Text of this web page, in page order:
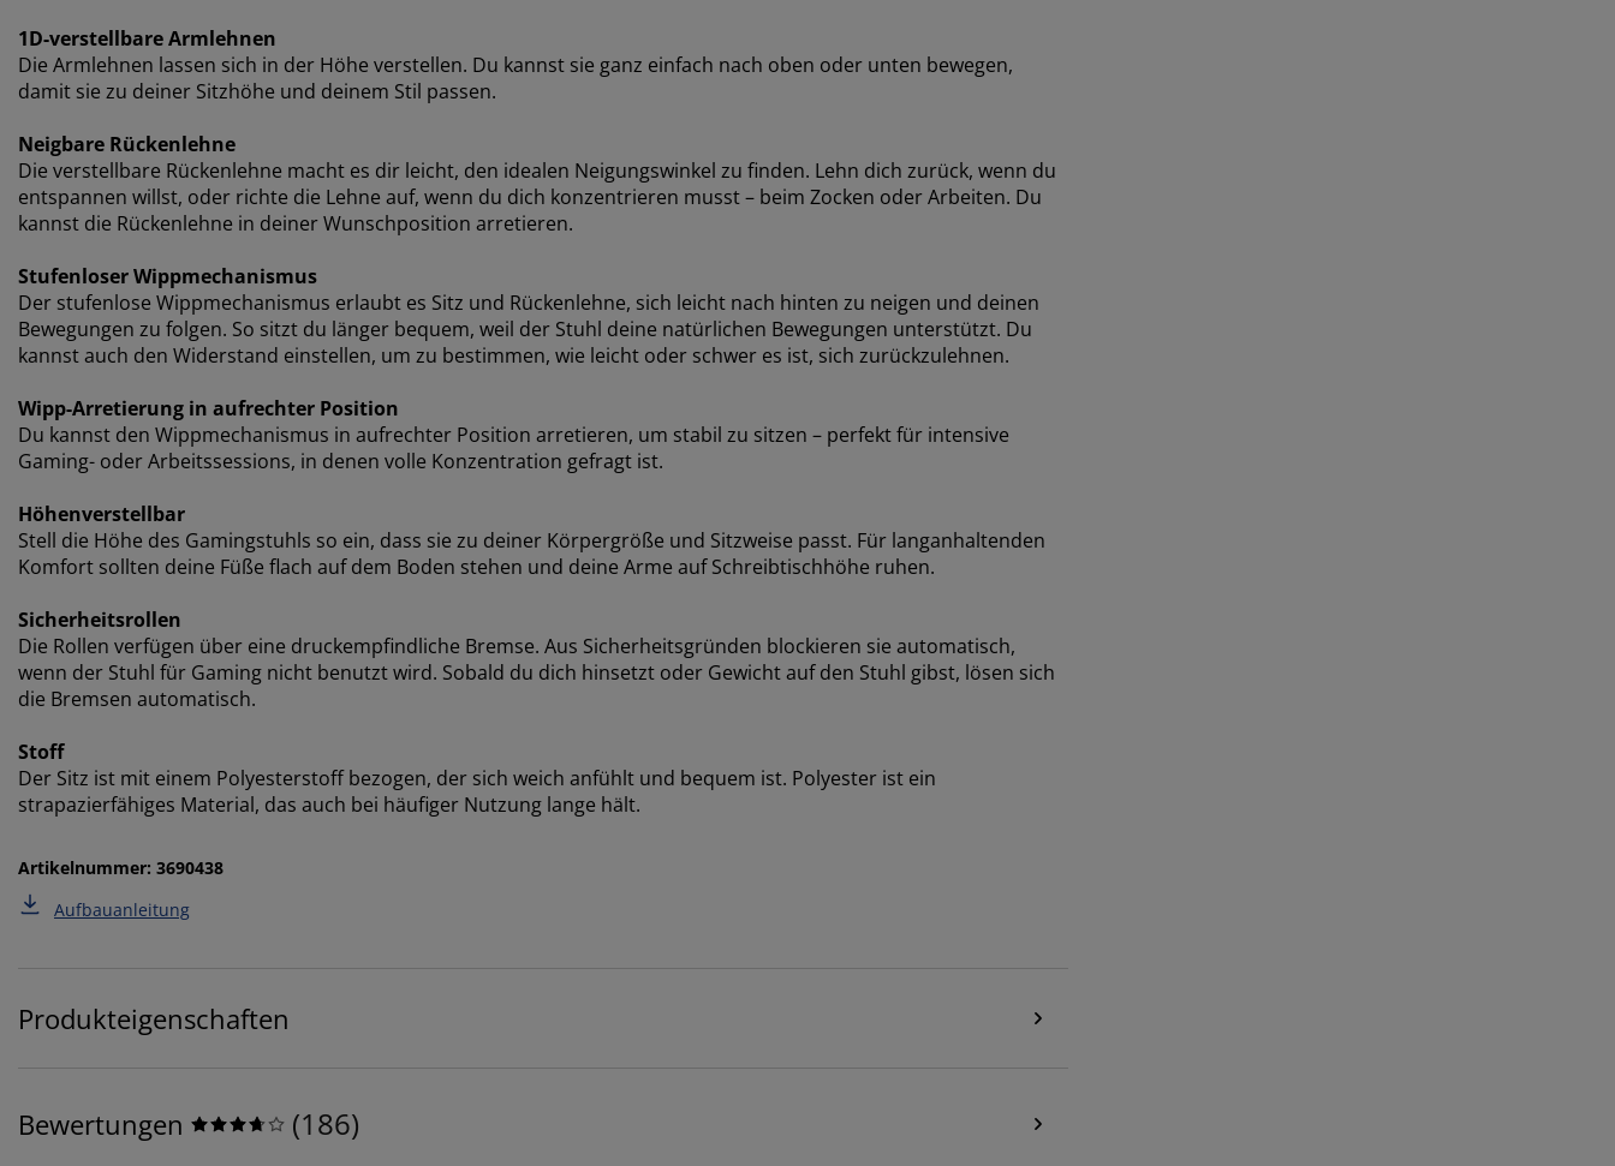
1D-verstellbare Armlehnen
Die Armlehnen lassen sich in der Höhe verstellen. Du kannst sie ganz einfach nach oben oder unten bewegen,
damit sie zu deiner Sitzhöhe und deinem Stil passen.
Neigbare Rückenlehne
Die verstellbare Rückenlehne macht es dir leicht, den idealen Neigungswinkel zu finden. Lehn dich zurück, wenn du
entspannen willst, oder richte die Lehne auf, wenn du dich konzentrieren musst – beim Zocken oder Arbeiten. Du
kannst die Rückenlehne in deiner Wunschposition arretieren.
Stufenloser Wippmechanismus
Der stufenlose Wippmechanismus erlaubt es Sitz und Rückenlehne, sich leicht nach hinten zu neigen und deinen
Bewegungen zu folgen. So sitzt du länger bequem, weil der Stuhl deine natürlichen Bewegungen unterstützt. Du
kannst auch den Widerstand einstellen, um zu bestimmen, wie leicht oder schwer es ist, sich zurückzulehnen.
Wipp-Arretierung in aufrechter Position
Du kannst den Wippmechanismus in aufrechter Position arretieren, um stabil zu sitzen – perfekt für intensive
Gaming- oder Arbeitssessions, in denen volle Konzentration gefragt ist.
Höhenverstellbar
Stell die Höhe des Gamingstuhls so ein, dass sie zu deiner Körpergröße und Sitzweise passt. Für langanhaltenden
Komfort sollten deine Füße flach auf dem Boden stehen und deine Arme auf Schreibtischhöhe ruhen.
Sicherheitsrollen
Die Rollen verfügen über eine druckempfindliche Bremse. Aus Sicherheitsgründen blockieren sie automatisch,
wenn der Stuhl für Gaming nicht benutzt wird. Sobald du dich hinsetzt oder Gewicht auf den Stuhl gibst, lösen sich
die Bremsen automatisch.
Stoff
Der Sitz ist mit einem Polyesterstoff bezogen, der sich weich anfühlt und bequem ist. Polyester ist ein
strapazierfähiges Material, das auch bei häufiger Nutzung lange hält.
Artikelnummer: 3690438
Aufbauanleitung
Produkteigenschaften
Bewertungen (186)